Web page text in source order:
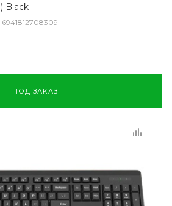
Black
6941812708309
ПОД ЗАКАЗ